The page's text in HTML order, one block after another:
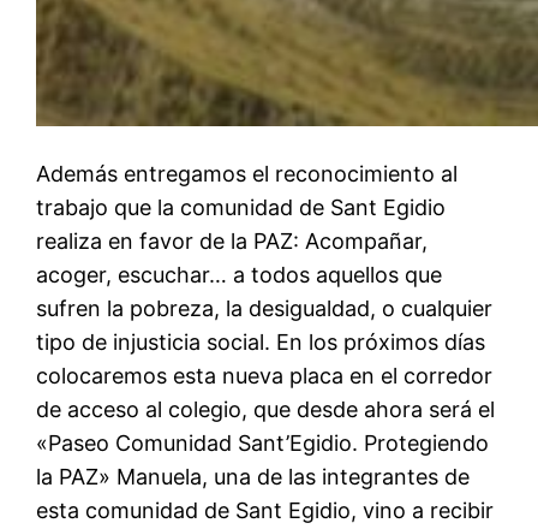
Además entregamos el reconocimiento al
trabajo que la comunidad de Sant Egidio
realiza en favor de la PAZ: Acompañar,
acoger, escuchar… a todos aquellos que
sufren la pobreza, la desigualdad, o cualquier
tipo de injusticia social. En los próximos días
colocaremos esta nueva placa en el corredor
de acceso al colegio, que desde ahora será el
«Paseo Comunidad Sant’Egidio. Protegiendo
la PAZ» Manuela, una de las integrantes de
esta comunidad de Sant Egidio, vino a recibir